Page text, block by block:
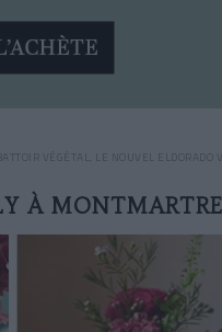
VÉGÉTAL, LE NOUVEL
À MONTMARTRE